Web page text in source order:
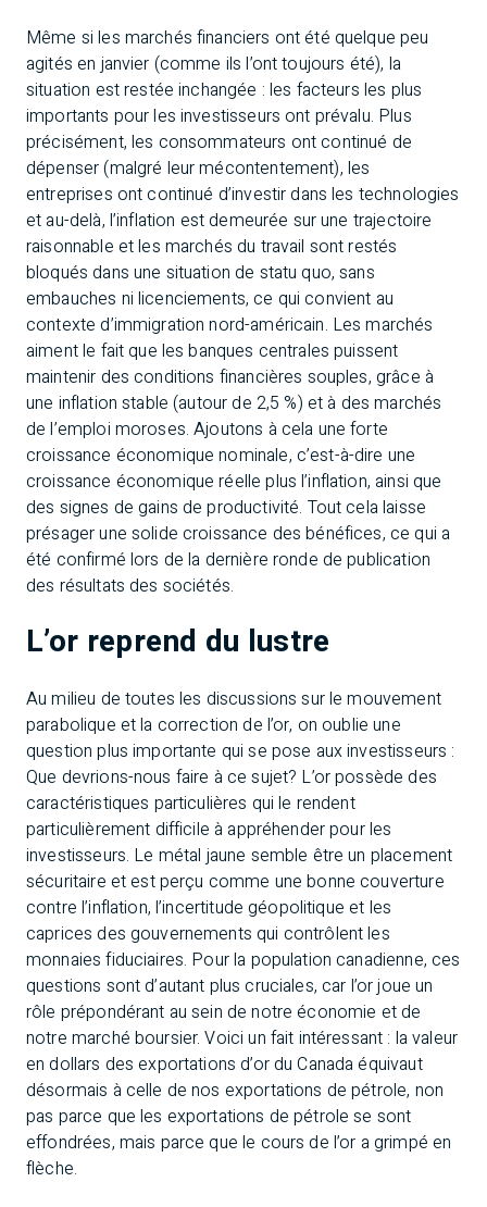
Même si les marchés financiers ont été quelque peu
agités en janvier (comme ils l’ont toujours été), la
situation est restée inchangée : les facteurs les plus
importants pour les investisseurs ont prévalu. Plus
précisément, les consommateurs ont continué de
dépenser (malgré leur mécontentement), les
entreprises ont continué d’investir dans les technologies
et au-delà, l’inflation est demeurée sur une trajectoire
raisonnable et les marchés du travail sont restés
bloqués dans une situation de statu quo, sans
embauches ni licenciements, ce qui convient au
contexte d’immigration nord-américain. Les marchés
aiment le fait que les banques centrales puissent
maintenir des conditions financières souples, grâce à
une inflation stable (autour de 2,5 %) et à des marchés
de l’emploi moroses. Ajoutons à cela une forte
croissance économique nominale, c’est-à-dire une
croissance économique réelle plus l’inflation, ainsi que
des signes de gains de productivité. Tout cela laisse
présager une solide croissance des bénéfices, ce qui a
été confirmé lors de la dernière ronde de publication
des résultats des sociétés.
L’or reprend du lustre
Au milieu de toutes les discussions sur le mouvement
parabolique et la correction de l’or, on oublie une
question plus importante qui se pose aux investisseurs :
Que devrions-nous faire à ce sujet? L’or possède des
caractéristiques particulières qui le rendent
particulièrement difficile à appréhender pour les
investisseurs. Le métal jaune semble être un placement
sécuritaire et est perçu comme une bonne couverture
contre l’inflation, l’incertitude géopolitique et les
caprices des gouvernements qui contrôlent les
monnaies fiduciaires. Pour la population canadienne, ces
questions sont d’autant plus cruciales, car l’or joue un
rôle prépondérant au sein de notre économie et de
notre marché boursier. Voici un fait intéressant : la valeur
en dollars des exportations d’or du Canada équivaut
désormais à celle de nos exportations de pétrole, non
pas parce que les exportations de pétrole se sont
effondrées, mais parce que le cours de l’or a grimpé en
flèche.